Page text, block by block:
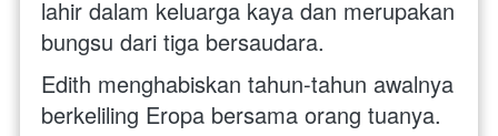
lahir dalam keluarga kaya dan merupakan
bungsu dari tiga bersaudara.
Edith menghabiskan tahun-tahun awalnya
berkeliling Eropa bersama orang tuanya.